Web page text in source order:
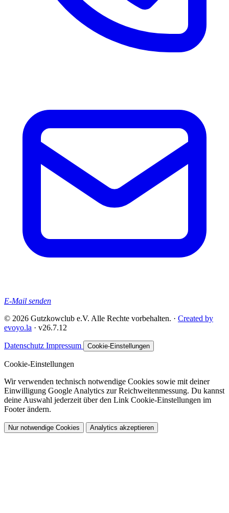
E-Mail senden
© 2026 Gutzkowclub e.V. Alle Rechte vorbehalten. · Created by
evoyo.la · v26.7.12
Datenschutz Impressum Cookie-Einstellungen
Cookie-Einstellungen
Wir verwenden technisch notwendige Cookies sowie mit deiner
Einwilligung Google Analytics zur Reichweitenmessung. Du kannst
deine Auswahl jederzeit über den Link Cookie-Einstellungen im
Footer ändern.
Nur notwendige Cookies Analytics akzeptieren